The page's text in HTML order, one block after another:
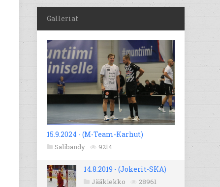
Galleriat
15.9.2024 - (M-Team-Karhut)
Salibandy 9214
14.8.2019 - (Jokerit-SKA)
Jääkiekko 28961